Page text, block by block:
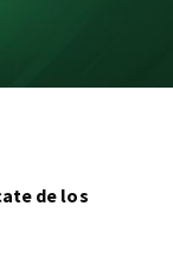
de los